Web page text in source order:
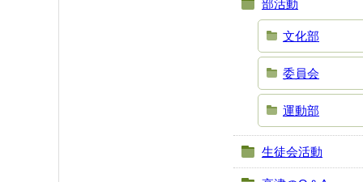
部活動
文化部
委員会
運動部
生徒会活動